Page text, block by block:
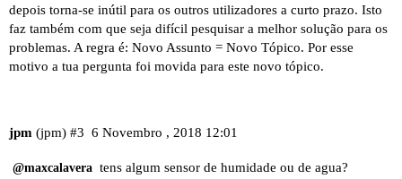
depois torna-se inútil para os outros utilizadores a curto prazo. Isto
faz também com que seja difícil pesquisar a melhor solução para os
problemas. A regra é: Novo Assunto = Novo Tópico. Por esse
motivo a tua pergunta foi movida para este novo tópico.
jpm (jpm) 6 Novembro , 2018 12:01
#3
@maxcalavera tens algum sensor de humidade ou de agua?